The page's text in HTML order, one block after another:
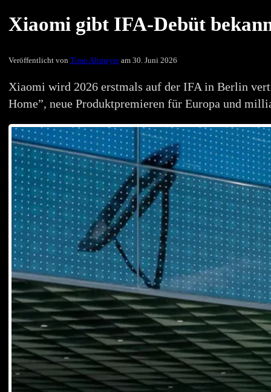
Xiaomi gibt IFA-Debüt
Veröffentlicht von Timo Altmeyeram 30. Juni 2026
Xiaomi wird 2026 erstmals auf der IFA in Berlin
Home”, neue Produktpremieren für Europa und